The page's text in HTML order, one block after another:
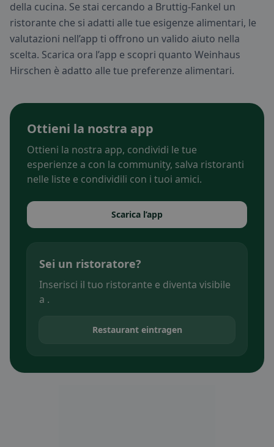
della cucina. Se stai cercando a Bruttig-Fankel un
ristorante che si adatti alle tue esigenze alimentari, le
valutazioni nell’app ti offrono un valido aiuto nella
scelta. Scarica ora l’app e scopri quanto Weinhaus
Hirschen è adatto alle tue preferenze alimentari.
Ottieni la nostra app
Ottieni la nostra app, condividi le tue
esperienze a con la community, salva ristoranti
nelle liste e condividili con i tuoi amici.
Scarica l’app
Sei un ristoratore?
Inserisci il tuo ristorante e diventa visibile
a .
Restaurant eintragen